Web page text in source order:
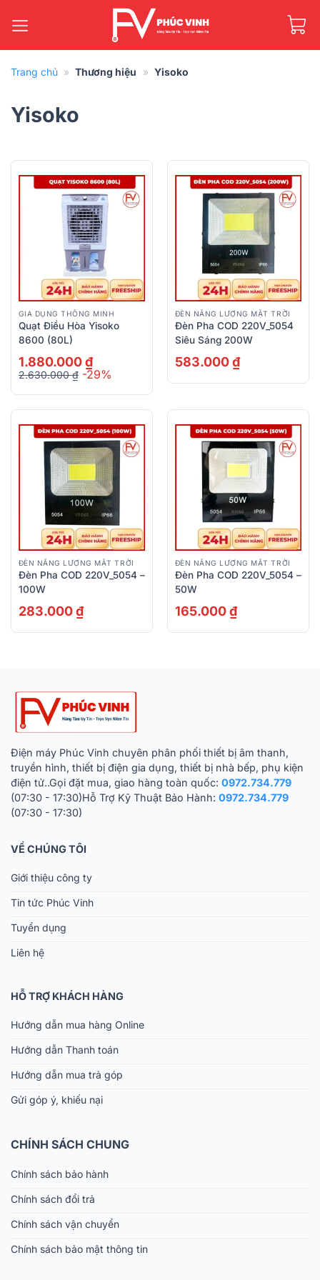
qua
Yisoko
Trang chủ » Thương hiệu » Yisoko
GIA DỤNG THÔNG MINH
Quạt Điều Hòa Yisoko
8600 (80L)
2.630.000₫ -29%
gốc
2.630.000 ₫.
1.880.000₫
hiện
là:
ĐÈN NĂNG LƯỢNG MẶT TRỜI
Đèn Pha COD 220V_5054
Siêu Sáng 200W
583.000₫
ĐÈN NĂNG LƯỢNG MẶT TRỜI
Đèn Pha COD 220V_5054 –
100W
283.000₫
ĐÈN NĂNG LƯỢNG MẶT TRỜI
Đèn Pha COD 220V_5054 –
50W
165.000₫
Điện máy Phúc Vinh chuyên phân phối thiết bị âm thanh,
truyền hình, thiết bị điện gia dụng, thiết bị nhà bếp, phụ kiện
điện tử..Gọi đặt mua, giao hàng toàn quốc: 0972.734.779
(07:30 - 17:30)Hỗ Trợ Kỹ Thuật Bảo Hành: 0972.734.779
(07:30 - 17:30)
VỀ CHÚNG TÔI
Giới thiệu công ty
Tin tức Phúc Vinh
Tuyển dụng
Liên hệ
HỖ TRỢ KHÁCH HÀNG
Hướng dẫn mua hàng Online
Hướng dẫn Thanh toán
Hướng dẫn mua trả góp
Gửi góp ý, khiếu nại
CHÍNH SÁCH CHUNG
Chính sách bảo hành
Chính sách đổi trả
Chính sách vận chuyển
Chính sách bảo mật thông tin